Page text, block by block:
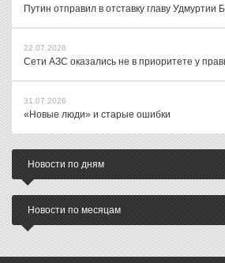
Путин отправил в отставку главу Удмуртии
22.07.2026
Сети АЗС оказались не в приоритете у
31.07.2026
«Новые люди» и старые ошибки
Новости по дням
Новости по месяцам